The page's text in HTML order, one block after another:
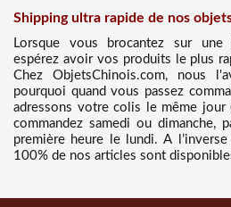
Shipping ultra rapide de nos
Lorsque vous brocantez sur
espérez avoir vos produits le plus
Chez ObjetsChinois.com, nous
pourquoi quand vous passez
adressons votre colis le même jour
commandez samedi ou dimanche,
première heure le lundi. A
100% de nos articles sont